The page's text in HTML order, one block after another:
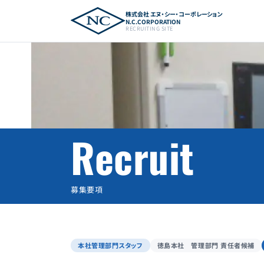
株式会社 エヌ・シー・コーポレーション
N.C.CORPORATION
RECRUITING SITE
Recruit
募集要項
本社管理部門スタッフ 徳島本社 管理部門 責任者候補